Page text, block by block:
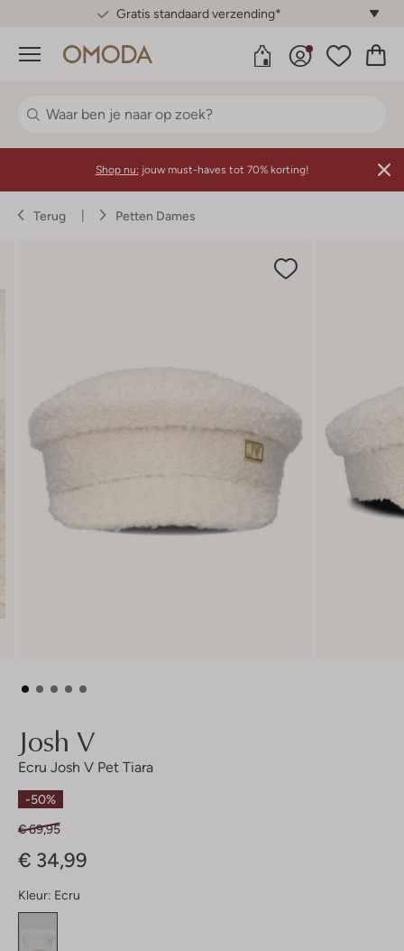
Gratis standaard verzending*
Menu
Shop nu: jouw must-haves tot 70% korting!
Terug Petten Dames
Josh V
Ecru Josh V Pet Tiara
-50%
€ 69,95
€ 34,99
Kleur: Ecru